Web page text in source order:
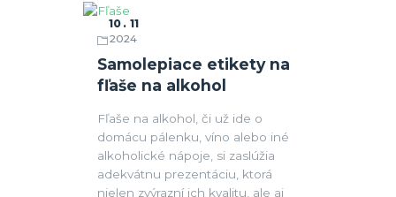
Samolepiace etikety na
fľaše na alkohol
10
11
2024
Fľaše
Fľaše na alkohol, či už ide o
domácu pálenku, víno alebo iné
alkoholické nápoje, si zaslúžia
adekvátnu prezentáciu, ktorá
nielen zvýrazní ich kvalitu, ale aj